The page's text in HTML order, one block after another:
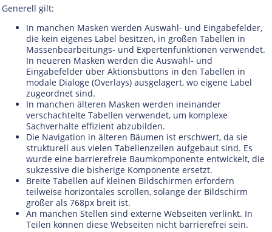
Generell gilt:
In manchen Masken werden Auswahl- und Eingabefelder,
die kein eigenes Label besitzen, in großen Tabellen in
Massenbearbeitungs- und Expertenfunktionen verwendet.
In neueren Masken werden die Auswahl- und
Eingabefelder über Aktionsbuttons in den Tabellen in
modale Dialoge (Overlays) ausgelagert, wo eigene Label
zugeordnet sind.
In manchen älteren Masken werden ineinander
verschachtelte Tabellen verwendet, um komplexe
Sachverhalte effizient abzubilden.
Die Navigation in älteren Bäumen ist erschwert, da sie
strukturell aus vielen Tabellenzellen aufgebaut sind. Es
wurde eine barrierefreie Baumkomponente entwickelt, die
sukzessive die bisherige Komponente ersetzt.
Breite Tabellen auf kleinen Bildschirmen erfordern
teilweise horizontales scrollen, solange der Bildschirm
größer als 768px breit ist.
An manchen Stellen sind externe Webseiten verlinkt. In
Teilen können diese Webseiten nicht barrierefrei sein.